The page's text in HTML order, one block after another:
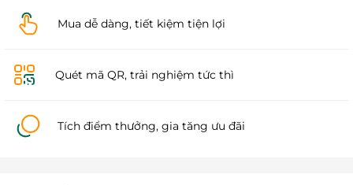
Mua dễ dàng, tiết kiệm tiện lợi
Quét mã QR, trải nghiệm tức thì
Tích điểm thưởng, gia tăng ưu đãi